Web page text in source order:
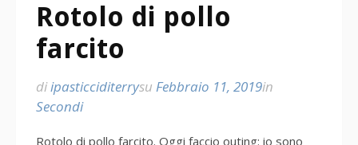
Rotolo di pollo
farcito
diipasticciditerrysu Febbraio 11, 2019in
Secondi
Rotolo di pollo farcito. Oggi faccio outing: io sono